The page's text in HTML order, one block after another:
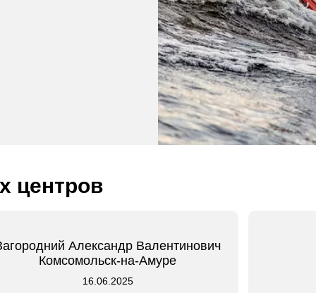
центров
Александр Валентинович
Комсомольск-на-Амуре
16.06.2025